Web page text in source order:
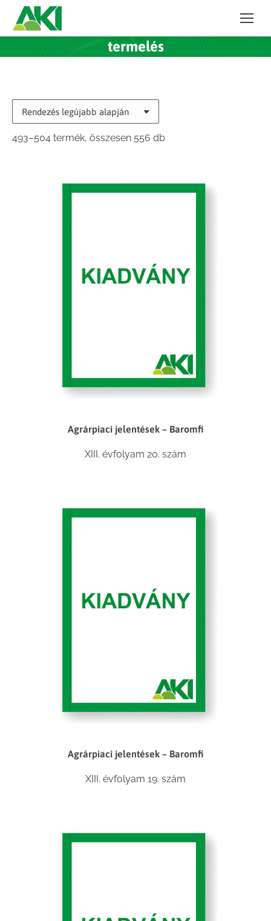
termelés
493–504 termék, összesen 556 dbSorted
Agrárpiaci jelentések – Baromfi
XIII. évfolyam 20. szám
Agrárpiaci jelentések – Baromfi
XIII. évfolyam 19. szám